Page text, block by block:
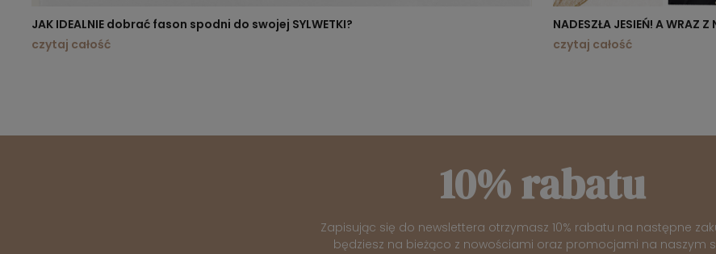
JAK IDEALNIE dobrać fason spodni do swojej SYLWETKI?
czytaj całość
NADESZŁA JESIEŃ! A WRAZ
czytaj całość
10% rabatu
Zapisując się do newslettera otrzymasz 10% rabatu na następne
będziesz na bieżąco z nowościami oraz promocjami na naszym